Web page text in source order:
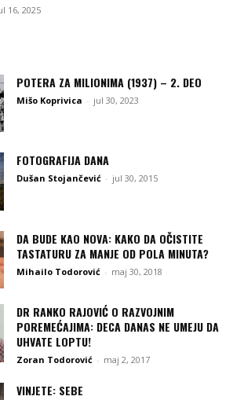
16, 2025
POTERA ZA MILIONIMA (1937) – 2. DEO
Mišo Koprivica - jul 30, 2023
FOTOGRAFIJA DANA
Dušan Stojančević - jul 30, 2015
DA BUDE KAO NOVA: KAKO DA OČISTITE
TASTATURU ZA MANJE OD POLA MINUTA?
Mihailo Todorović - maj 30, 2018
DR RANKO RAJOVIĆ O RAZVOJNIM
POREMEĆAJIMA: DECA DANAS NE UMEJU DA
UHVATE LOPTU!
Zoran Todorović - maj 2, 2017
VINJETE: SEBE